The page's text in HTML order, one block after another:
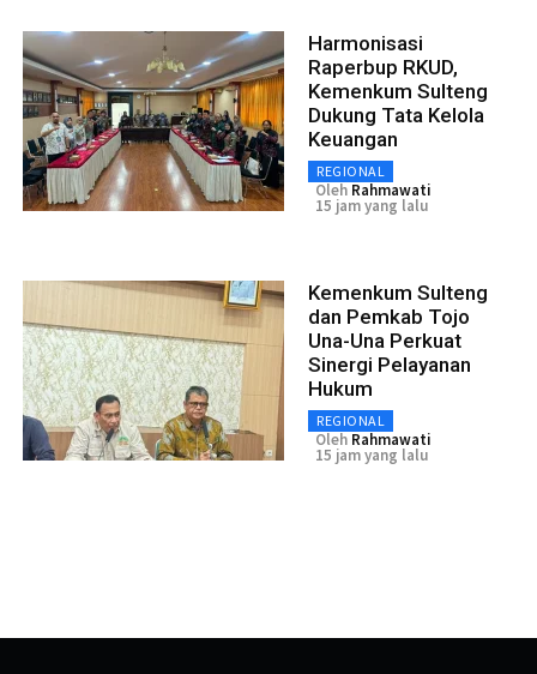
Harmonisasi
Raperbup RKUD,
Kemenkum Sulteng
Dukung Tata Kelola
Keuangan
REGIONAL
Oleh Rahmawati
15 jam yang lalu
Kemenkum Sulteng
dan Pemkab Tojo
Una-Una Perkuat
Sinergi Pelayanan
Hukum
REGIONAL
Oleh Rahmawati
15 jam yang lalu